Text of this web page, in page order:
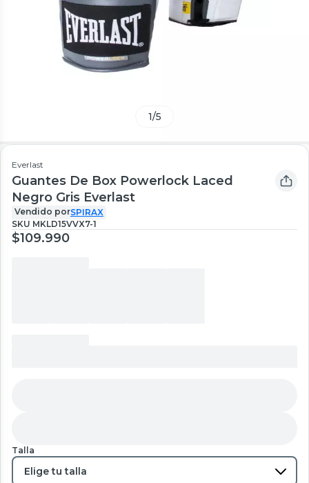
1/5
Everlast
Guantes De Box Powerlock Laced
Negro Gris Everlast
Vendido porSPIRAX
SKU MKLD15VVX7-1
$109.990
Talla